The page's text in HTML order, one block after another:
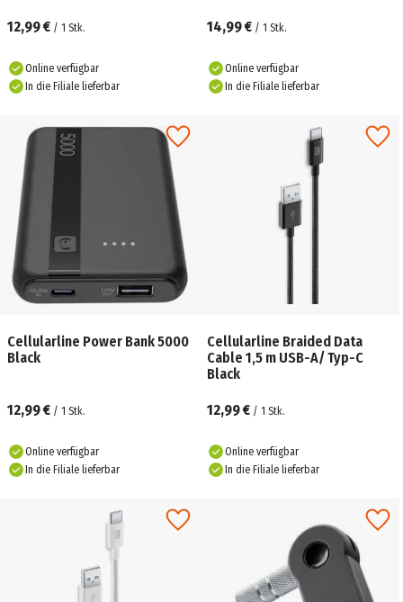
12,99 € / 1 Stk.
Online verfügbar
In die Filiale lieferbar
14,99 € / 1 Stk.
Online verfügbar
In die Filiale lieferbar
Cellularline Power Bank 5000
Black
12,99 € / 1 Stk.
Online verfügbar
In die Filiale lieferbar
Cellularline Braided Data
Cable 1,5 m USB-A/ Typ-C
Black
12,99 € / 1 Stk.
Online verfügbar
In die Filiale lieferbar